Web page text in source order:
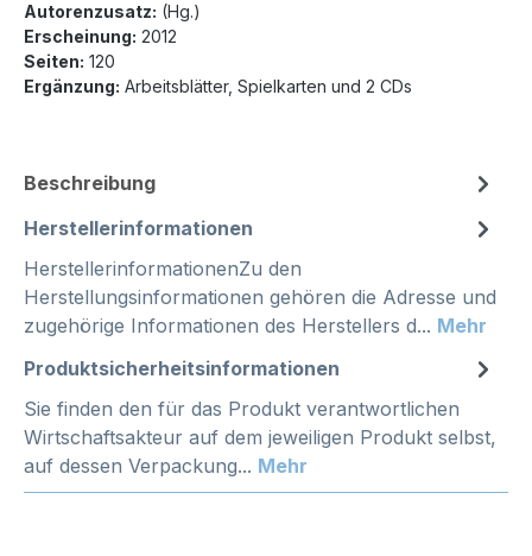
Autorenzusatz: (Hg.)
Erscheinung: 2012
Seiten: 120
Ergänzung: Arbeitsblätter, Spielkarten und 2 CDs
Beschreibung
Herstellerinformationen
HerstellerinformationenZu den
Herstellungsinformationen gehören die Adresse und
zugehörige Informationen des Herstellers d... Mehr
Produktsicherheitsinformationen
Sie finden den für das Produkt verantwortlichen
Wirtschaftsakteur auf dem jeweiligen Produkt selbst,
auf dessen Verpackung... Mehr